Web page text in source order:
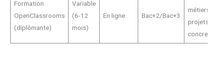
Formation
OpenClassrooms
(diplômante)
Variable
(6-12
mois)
En ligne Bac+2/Bac+3
métiers
projets
concrets